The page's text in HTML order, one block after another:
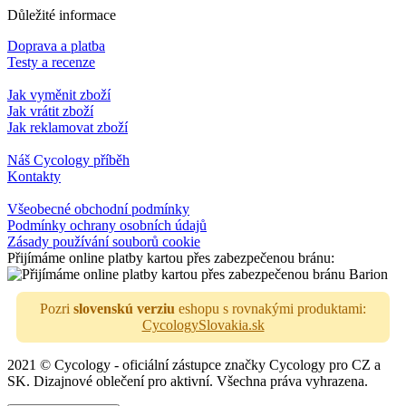
Důležité informace
Doprava a platba
Testy a recenze
Jak vyměnit zboží
Jak vrátit zboží
Jak reklamovat zboží
Náš Cycology příběh
Kontakty
Všeobecné obchodní podmínky
Podmínky ochrany osobních údajů
Zásady používání souborů cookie
Přijímáme online platby kartou přes zabezpečenou bránu:
Pozri slovenskú verziu eshopu s rovnakými produktami:
CycologySlovakia.sk
2021 © Cycology - oficiální zástupce značky Cycology pro CZ a
SK. Dizajnové oblečení pro aktivní. Všechna práva vyhrazena.